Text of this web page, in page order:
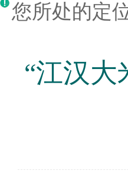
您所处的定
“江汉大